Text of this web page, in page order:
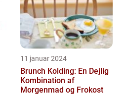
11 januar 2024
Brunch Kolding: En Dejlig
Kombination af
Morgenmad og Frokost